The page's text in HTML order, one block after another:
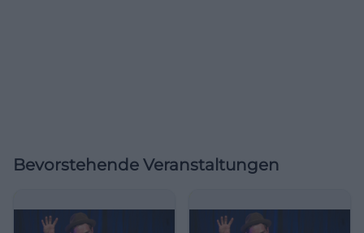
Bevorstehende Veranstaltungen